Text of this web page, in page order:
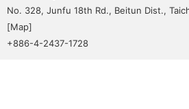
No. 328, Junfu 18th Rd., Beitun Dist.,
[Map]
+886-4-2437-1728